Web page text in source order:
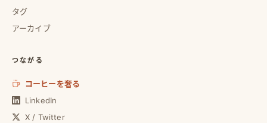
タグ
アーカイブ
つながる
コーヒーを奢る
LinkedIn
X / Twitter